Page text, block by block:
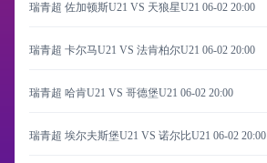
瑞青超 佐加顿斯U21 VS 天狼星U21 06-02 20:00
瑞青超 卡尔马U21 VS 法肯柏尔U21 06-02 20:00
瑞青超 哈肯U21 VS 哥德堡U21 06-02 20:00
瑞青超 埃尔夫斯堡U21 VS 诺尔比U21 06-02 20:00